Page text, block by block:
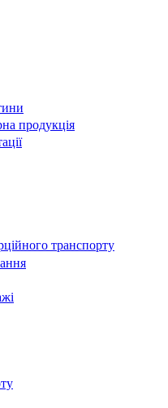
продукція
транспорту